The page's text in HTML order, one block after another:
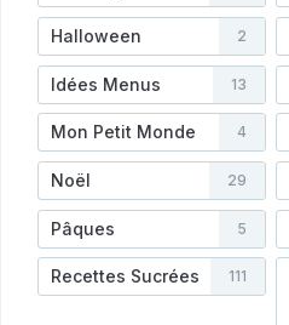
Halloween 2
Idées Menus 13
Mon Petit Monde 4
Noël 29
Pâques 5
Recettes Sucrées 111